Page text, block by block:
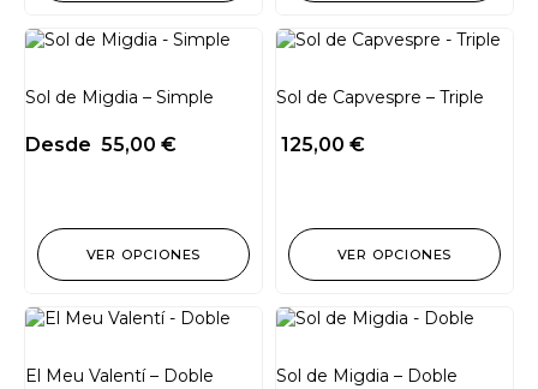
Sol de Migdia – Simple
Desde 55,00 €
VER OPCIONES
Sol de Capvespre – Triple
125,00 €
VER OPCIONES
El Meu Valentí – Doble Sol de Migdia – Doble